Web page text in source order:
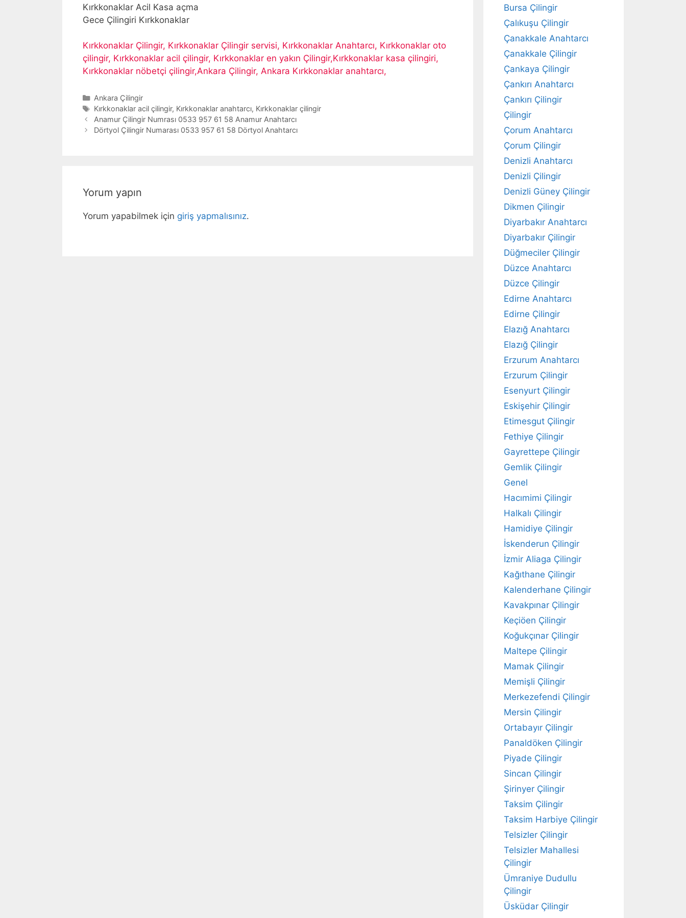
Kırkkonaklar Acil Kasa açma
Gece Çilingiri Kırkkonaklar
Kırkkonaklar Çilingir, Kırkkonaklar Çilingir servisi, Kırkkonaklar Anahtarcı, Kırkkonaklar oto
çilingir, Kırkkonaklar acil çilingir, Kırkkonaklar en yakın Çilingir,Kırkkonaklar kasa çilingiri,
Kırkkonaklar nöbetçi çilingir,Ankara Çilingir, Ankara Kırkkonaklar anahtarcı,
Kategoriler
Ankara Çilingir
Etiketler
Kırkkonaklar acil çilingir, Kırkkonaklar anahtarcı, Kırkkonaklar çilingir
Yazı
dolaşımı
Anamur Çilingir Numrası 0533 957 61 58 Anamur Anahtarcı
Dörtyol Çilingir Numarası 0533 957 61 58 Dörtyol Anahtarcı
Yorum yapın
Yorum yapabilmek için giriş yapmalısınız.
Bursa Çilingir
Çalıkuşu Çilingir
Çanakkale Anahtarcı
Çanakkale Çilingir
Çankaya Çilingir
Çankırı Anahtarcı
Çankırı Çilingir
Çilingir
Çorum Anahtarcı
Çorum Çilingir
Denizli Anahtarcı
Denizli Çilingir
Denizli Güney Çilingir
Dikmen Çilingir
Diyarbakır Anahtarcı
Diyarbakır Çilingir
Düğmeciler Çilingir
Düzce Anahtarcı
Düzce Çilingir
Edirne Anahtarcı
Edirne Çilingir
Elazığ Anahtarcı
Elazığ Çilingir
Erzurum Anahtarcı
Erzurum Çilingir
Esenyurt Çilingir
Eskişehir Çilingir
Etimesgut Çilingir
Fethiye Çilingir
Gayrettepe Çilingir
Gemlik Çilingir
Genel
Hacımimi Çilingir
Halkalı Çilingir
Hamidiye Çilingir
İskenderun Çilingir
İzmir Aliaga Çilingir
Kağıthane Çilingir
Kalenderhane Çilingir
Kavakpınar Çilingir
Keçiöen Çilingir
Koğukçınar Çilingir
Maltepe Çilingir
Mamak Çilingir
Memişli Çilingir
Merkezefendi Çilingir
Mersin Çilingir
Ortabayır Çilingir
Panaldöken Çilingir
Piyade Çilingir
Sincan Çilingir
Şirinyer Çilingir
Taksim Çilingir
Taksim Harbiye Çilingir
Telsizler Çilingir
Telsizler Mahallesi
Çilingir
Ümraniye Dudullu
Çilingir
Üsküdar Çilingir